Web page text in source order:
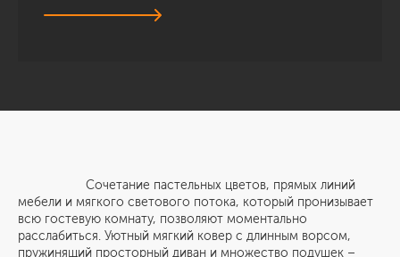
Сочетание пастельных цветов, прямых линий
мебели и мягкого светового потока, который пронизывает
всю гостевую комнату, позволяют моментально
расслабиться. Уютный мягкий ковер с длинным ворсом,
пружинящий просторный диван и множество подушек –